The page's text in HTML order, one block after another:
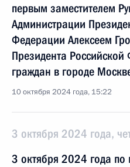
первым заместителем
Администрации
Федерации Алексеем
Президента
граждан в городе
10 октября 2024 года, 15:22
3 октября 2024 года,
3 октября 2024 года по